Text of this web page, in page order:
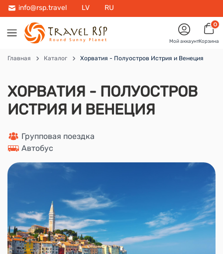
info@rsp.travel LV RU
Мой аккаунт
0
Корзина
Главная Каталог Хорватия - Полуостров Истрия и Венеция
ХОРВАТИЯ - ПОЛУОСТРОВ
ИСТРИЯ И ВЕНЕЦИЯ
Групповая поездка
Автобус